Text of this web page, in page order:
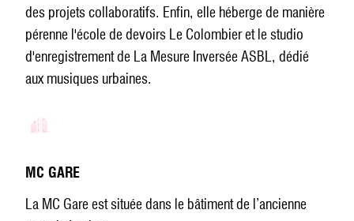
des projets collaboratifs. Enfin, elle héberge de manière
pérenne l'école de devoirs Le Colombier et le studio
d'enregistrement de La Mesure Inversée ASBL, dédié
aux musiques urbaines.
MC GARE
La MC Gare est située dans le bâtiment de l’ancienne